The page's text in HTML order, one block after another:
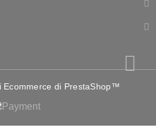
Ecommerce di PrestaShop™